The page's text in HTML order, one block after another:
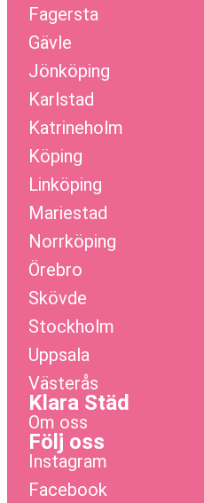
Fagersta
Gävle
Jönköping
Karlstad
Katrineholm
Köping
Linköping
Mariestad
Norrköping
Örebro
Skövde
Stockholm
Uppsala
Västerås
Klara Städ
Om oss
Följ oss
Instagram
Facebook